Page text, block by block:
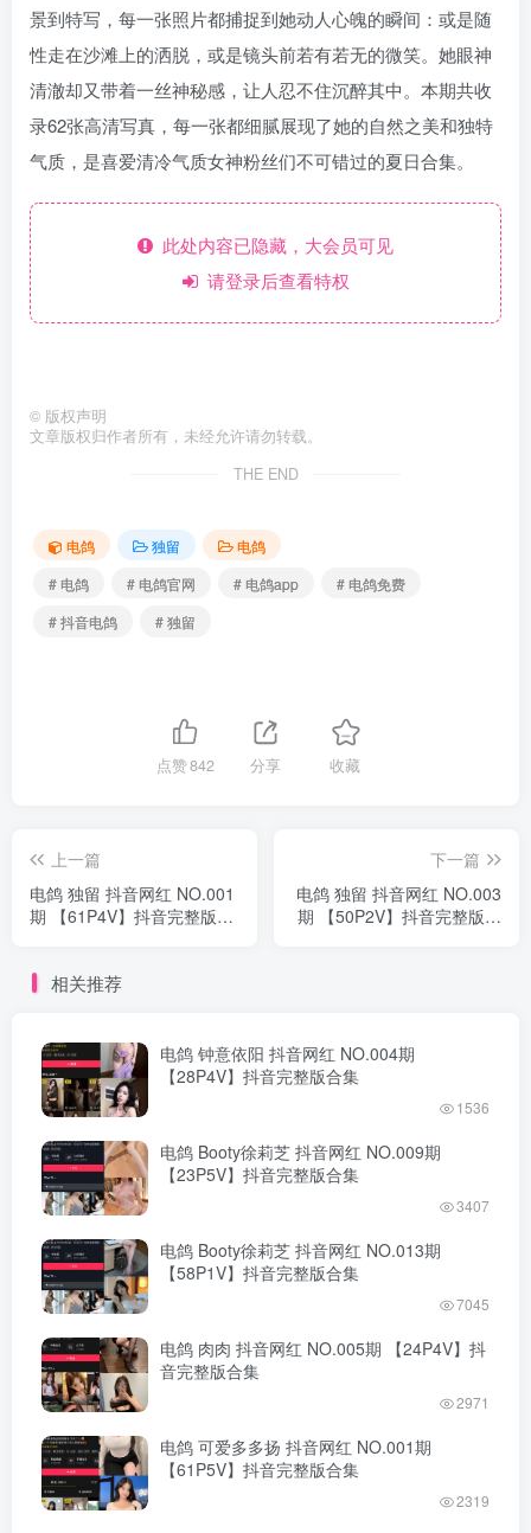
景到特写，每一张照片都捕捉到她动人心魄的瞬间：或是随
性走在沙滩上的洒脱，或是镜头前若有若无的微笑。她眼神
清澈却又带着一丝神秘感，让人忍不住沉醉其中。本期共收
录62张高清写真，每一张都细腻展现了她的自然之美和独特
气质，是喜爱清冷气质女神粉丝们不可错过的夏日合集。
此处内容已隐藏，大会员可见
请登录后查看特权
© 版权声明
文章版权归作者所有，未经允许请勿转载。
THE END
电鸽 独留
电鸽
# 电鸽
# 电鸽官网 # 电鸽app
# 电鸽免费
# 抖音电鸽
# 独留
点赞842 分享 收藏
上一篇
电鸽 独留 抖音网红 NO.001
期 【61P4V】抖音完整版合
下一篇
电鸽 独留 抖音网红 NO.003
期 【50P2V】抖音完整版合
相关推荐
电鸽 钟意依阳 抖音网红 NO.004期
【28P4V】抖音完整版合集
1536
电鸽 Booty徐莉芝 抖音网红 NO.009期
【23P5V】抖音完整版合集
3407
电鸽 Booty徐莉芝 抖音网红 NO.013期
【58P1V】抖音完整版合集
7045
电鸽 肉肉 抖音网红 NO.005期 【24P4V】抖
音完整版合集
2971
电鸽 可爱多多扬 抖音网红 NO.001期
【61P5V】抖音完整版合集
2319